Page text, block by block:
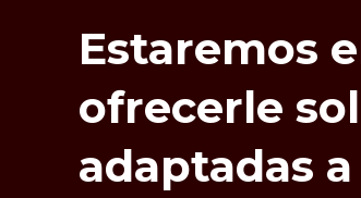
Estaremos
ofrecerle
adaptadas a